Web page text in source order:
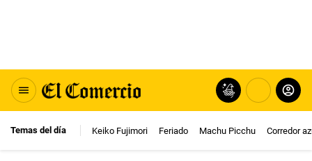
Temas del día Keiko Fujimori Feriado Machu Picchu Corredor